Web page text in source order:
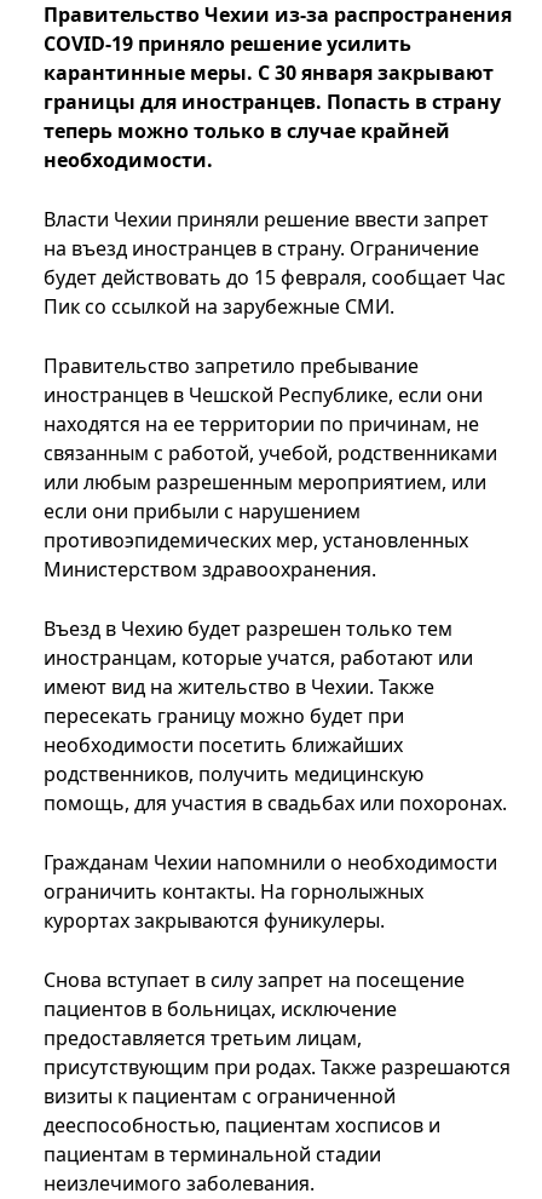
Правительство Чехии из-за распространения
COVID-19 приняло решение усилить
карантинные меры. С 30 января закрывают
границы для иностранцев. Попасть в страну
теперь можно только в случае крайней
необходимости.
Власти Чехии приняли решение ввести запрет
на въезд иностранцев в страну. Ограничение
будет действовать до 15 февраля, сообщает Час
Пик со ссылкой на зарубежные СМИ.
Правительство запретило пребывание
иностранцев в Чешской Республике, если они
находятся на ее территории по причинам, не
связанным с работой, учебой, родственниками
или любым разрешенным мероприятием, или
если они прибыли с нарушением
противоэпидемических мер, установленных
Министерством здравоохранения.
Въезд в Чехию будет разрешен только тем
иностранцам, которые учатся, работают или
имеют вид на жительство в Чехии. Также
пересекать границу можно будет при
необходимости посетить ближайших
родственников, получить медицинскую
помощь, для участия в свадьбах или похоронах.
Гражданам Чехии напомнили о необходимости
ограничить контакты. На горнолыжных
курортах закрываются фуникулеры.
Снова вступает в силу запрет на посещение
пациентов в больницах, исключение
предоставляется третьим лицам,
присутствующим при родах. Также разрешаются
визиты к пациентам с ограниченной
дееспособностью, пациентам хосписов и
пациентам в терминальной стадии
неизлечимого заболевания.